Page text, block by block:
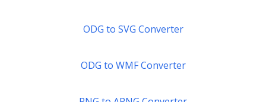
ODG to SVG Converter
ODG to WMF Converter